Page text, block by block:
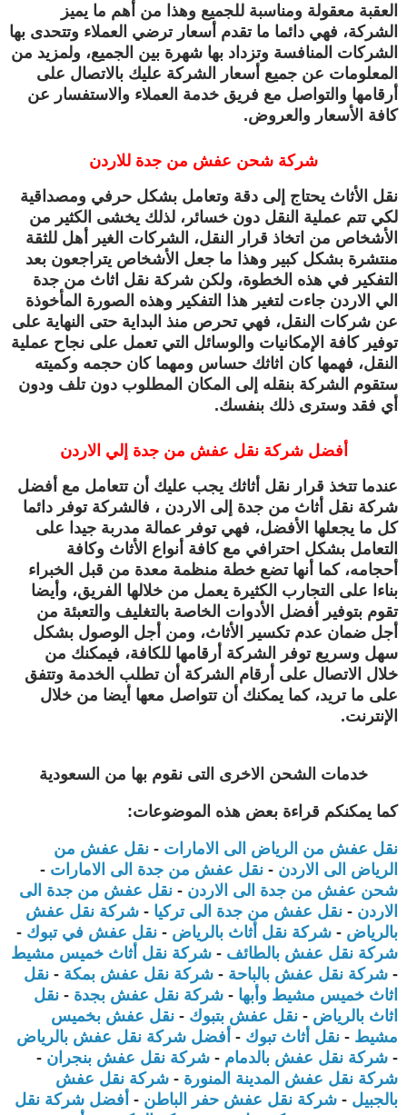
العقبة معقولة ومناسبة للجميع وهذا من أهم ما يميز
الشركة، فهي دائما ما تقدم أسعار ترضي العملاء وتتحدى بها
الشركات المنافسة وتزداد بها شهرة بين الجميع، ولمزيد من
المعلومات عن جميع أسعار الشركة عليك بالاتصال على
أرقامها والتواصل مع فريق خدمة العملاء والاستفسار عن
كافة الأسعار والعروض.
شركة شحن عفش من جدة للاردن
نقل الأثاث يحتاج إلى دقة وتعامل بشكل حرفي ومصداقية
لكي تتم عملية النقل دون خسائر، لذلك يخشى الكثير من
الأشخاص من اتخاذ قرار النقل، الشركات الغير أهل للثقة
منتشرة بشكل كبير وهذا ما جعل الأشخاص يتراجعون بعد
التفكير في هذه الخطوة، ولكن شركة نقل اثاث من جدة
الي الاردن جاءت لتغير هذا التفكير وهذه الصورة المأخوذة
عن شركات النقل، فهي تحرص منذ البداية حتى النهاية على
توفير كافة الإمكانيات والوسائل التي تعمل على نجاح عملية
النقل، فهمها كان اثاثك حساس ومهما كان حجمه وكميته
ستقوم الشركة بنقله إلى المكان المطلوب دون تلف ودون
أي فقد وسترى ذلك بنفسك.
أفضل شركة نقل عفش من جدة إلي الاردن
عندما تتخذ قرار نقل أثاثك يجب عليك أن تتعامل مع أفضل
شركة نقل أثاث من جدة إلى الاردن ، فالشركة توفر دائما
كل ما يجعلها الأفضل، فهي توفر عمالة مدربة جيدا على
التعامل بشكل احترافي مع كافة أنواع الأثاث وكافة
أحجامه، كما أنها تضع خطة منظمة معدة من قبل الخبراء
بناءا على التجارب الكثيرة يعمل من خلالها الفريق، وأيضا
تقوم بتوفير أفضل الأدوات الخاصة بالتغليف والتعبئة من
أجل ضمان عدم تكسير الأثاث، ومن أجل الوصول بشكل
سهل وسريع توفر الشركة أرقامها للكافة، فيمكنك من
خلال الاتصال على أرقام الشركة أن تطلب الخدمة وتتفق
على ما تريد، كما يمكنك أن تتواصل معها أيضا من خلال
الإنترنت.
خدمات الشحن الاخرى التى نقوم بها من السعودية
كما يمكنكم قراءة بعض هذه الموضوعات:
نقل عفش من الرياض الى الامارات - نقل عفش من
الرياض الى الاردن - نقل عفش من جدة الى الامارات -
شحن عفش من جدة الى الاردن - نقل عفش من جدة الى
الاردن - نقل عفش من جدة الى تركيا - شركة نقل عفش
بالرياض - شركة نقل أثاث بالرياض - نقل عفش في تبوك -
شركة نقل عفش بالطائف - شركة نقل أثاث خميس مشيط
- شركة نقل عفش بالباحة - شركة نقل عفش بمكة - نقل
اثاث خميس مشيط وأبها - شركة نقل عفش بجدة - نقل
اثاث بالرياض - نقل عفش بتبوك - نقل عفش بخميس
مشيط - نقل أثاث تبوك - أفضل شركة نقل عفش بالرياض
- شركة نقل عفش بالدمام - شركة نقل عفش بنجران -
شركة نقل عفش المدينة المنورة - شركة نقل عفش
بالجبيل - شركة نقل عفش حفر الباطن - أفضل شركة نقل